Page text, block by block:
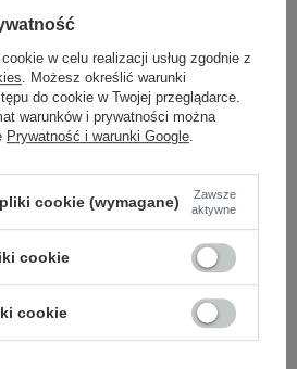
2016103499434 - +
wszystkie kolory (+7)
SIĘ I ZOBACZ CENĘ
w celu realizacji usług zgodnie z
. Możesz określić warunki
do cookie w Twojej przeglądarce.
warunków i prywatności można
Prywatność i warunki Google.
cookie (wymagane)
Zawsze
aktywne
cookie
cookie